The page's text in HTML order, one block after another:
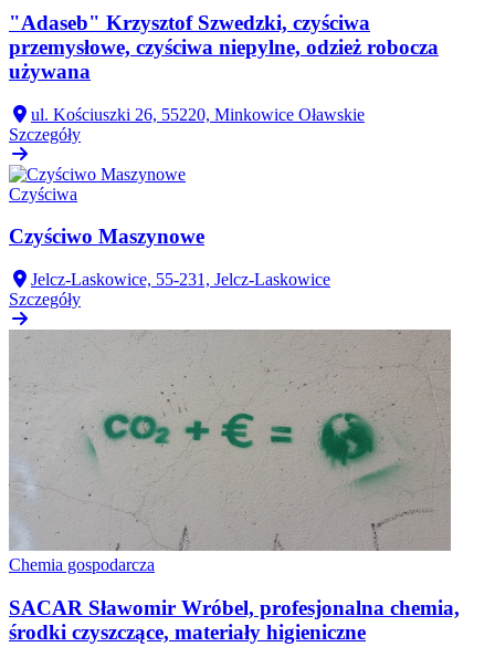
"Adaseb" Krzysztof Szwedzki, czyściwa
przemysłowe, czyściwa niepylne, odzież robocza
używana
ul. Kościuszki 26, 55220, Minkowice Oławskie
Szczegóły
Czyściwa
Czyściwo Maszynowe
Jelcz-Laskowice, 55-231, Jelcz-Laskowice
Szczegóły
Chemia gospodarcza
SACAR Sławomir Wróbel, profesjonalna chemia,
środki czyszczące, materiały higieniczne